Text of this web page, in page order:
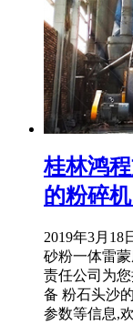
桂林鸿
的粉碎
2019年3月
砂粉一体雷
责任公司为
备 粉石头沙
参数等信息,